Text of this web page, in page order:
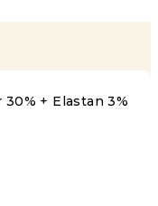
+ Elastan 3%